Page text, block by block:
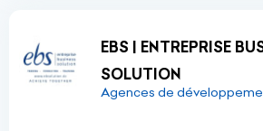
EBS | ENTREPRISE
SOLUTION
Agences de